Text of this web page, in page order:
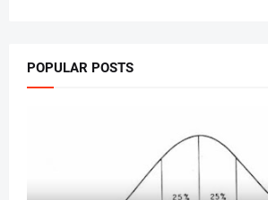
POPULAR POSTS